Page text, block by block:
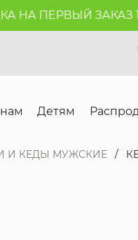
ПЕРВЫЙ ЗАКАЗ
Детям
И КЕДЫ МУЖСКИЕ